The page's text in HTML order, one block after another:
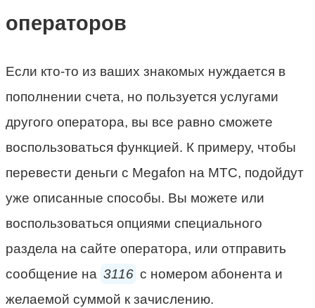
операторов
Если кто-то из ваших знакомых нуждается в
пополнении счета, но пользуется услугами
другого оператора, вы все равно сможете
воспользоваться функцией. К примеру, чтобы
перевести деньги с Megafon на МТС, подойдут
уже описанные способы. Вы можете или
воспользоваться опциями специального
раздела на сайте оператора, или отправить
сообщение на 3116 с номером абонента и
желаемой суммой к зачислению.